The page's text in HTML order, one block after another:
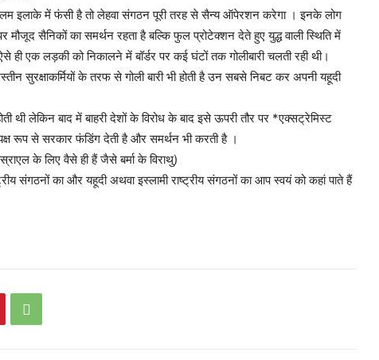
इलाके में फंसी है तो लेहवा संगठन पूरी तरह से सैन्य ऑपेरशन करेगा । इनके लोग
मौजूद सैनिकों का समर्थन रहता है बल्कि फुल प्रोटेक्शन देते हुए युद्ध वाली स्थिति में
ही एक लड़की को निकालने में बॉर्डर पर कई घंटों तक गोलीबारी चलती रही थी।
सुरक्षाकर्मियों के तरफ से गोली बारी भी होती है उन सबसे निबट कर अपनी यहूदी
लेकिन बाद में बाहरी देशों के विरोध के बाद इसे ऊपरी तौर पर *एक्सट्रेमिस्ट
रूप से सरकार फंडिंग देती है और समर्थन भी करती है ।
के लिए वैसे ही हैं जैसे बर्मा के विराथु)
संगठनों का और यहूदी अथवा इस्लामी राष्ट्रीय संगठनों का आप स्वयं को कहां पाते हैं